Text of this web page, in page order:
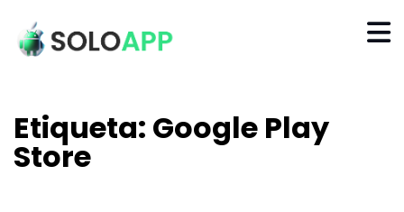
Etiqueta: Google Play
Store